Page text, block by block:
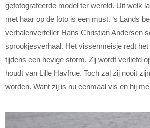
gefotografeerde model ter wereld. Uit welk
met haar op de foto is een must. ‘s Lands
verhalenverteller Hans Christian Andersen
sprookjesverhaal. Het vissenmeisje redt
tijdens een hevige storm. Zij wordt verliefd
houdt van Lille Havfrue. Toch zal zij nooit
worden. Want zij is nu eenmaal vis en hij